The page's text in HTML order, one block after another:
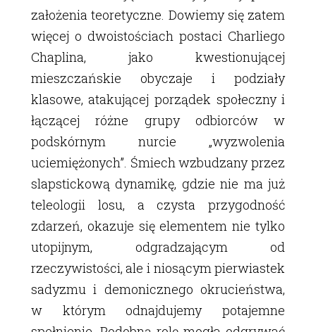
założenia teoretyczne. Dowiemy się zatem
więcej o dwoistościach postaci Charliego
Chaplina, jako kwestionującej
mieszczańskie obyczaje i podziały
klasowe, atakującej porządek społeczny i
łączącej różne grupy odbiorców w
podskórnym nurcie „wyzwolenia
uciemiężonych”. Śmiech wzbudzany przez
slapstickową dynamikę, gdzie nie ma już
teleologii losu, a czysta przygodność
zdarzeń, okazuje się elementem nie tylko
utopijnym, odgradzającym od
rzeczywistości, ale i niosącym pierwiastek
sadyzmu i demonicznego okrucieństwa,
w którym odnajdujemy potajemne